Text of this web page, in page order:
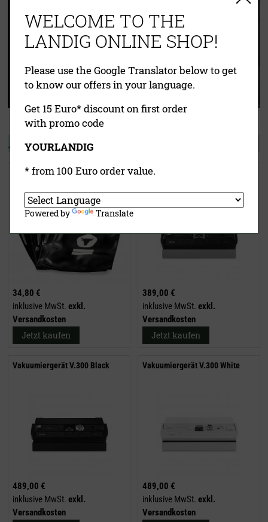
Andere Kunden kauften auch:
Dry Ager® Vakuumbeutel
34,80 €
inklusive MwSt. exkl.
Versandkosten
Jetzt kaufen
Vakuumiergerät V.200 Premium
389,00 €
inklusive MwSt. exkl.
Versandkosten
Jetzt kaufen
Vakuumiergerät V.300 Black
489,00 €
inklusive MwSt. exkl.
Versandkosten
Vakuumiergerät V.300 White
489,00 €
inklusive MwSt. exkl.
Versandkosten
WELCOME TO THE
LANDIG ONLINE SHOP!
Please use the Google Translator below to get
to know our offers in your language.
Get 15 Euro* discount on first order
with promo code
YOURLANDIG
* from 100 Euro order value.
Powered by Translate